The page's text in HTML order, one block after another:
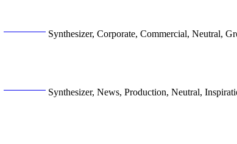
Synthesizer, Corporate, Commercial, Neutral,
Synthesizer, News, Production, Neutral,